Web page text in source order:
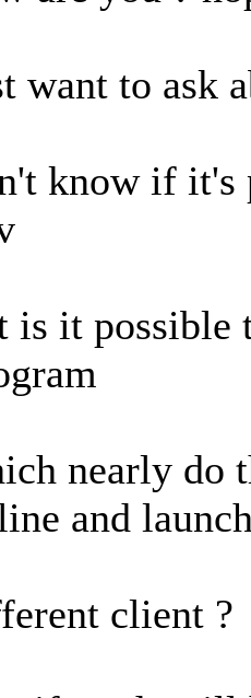
want to ask
know if it's
is it possible
nearly do
and
client ?